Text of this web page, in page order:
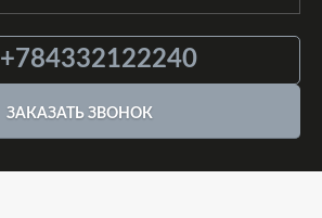
+784332122240
ЗАКАЗАТЬ ЗВОНОК